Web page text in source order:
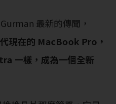
最新的傳聞，
現在的 MacBook Pro，
一樣，成為一個全新